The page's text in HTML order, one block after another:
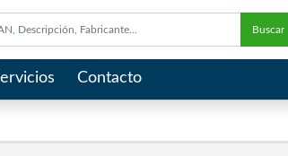
Buscar
Contacto